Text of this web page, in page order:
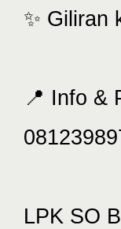
✨ Giliran
📍 Info &
LPK SO